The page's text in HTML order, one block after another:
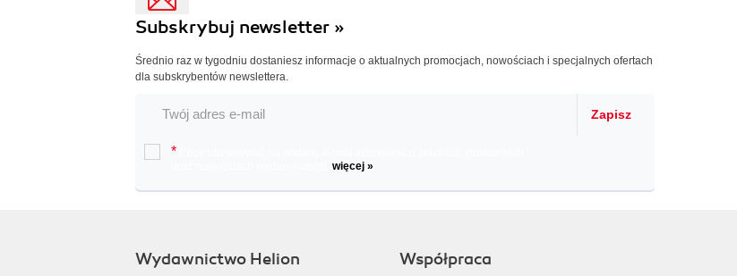
Subskrybuj newsletter »
Średnio raz w tygodniu dostaniesz informacje o aktualnych promocjach, nowościach i specjalnych ofertach
dla subskrybentów newslettera.
Zapisz
*
więcej »
Wydawnictwo Helion Współpraca